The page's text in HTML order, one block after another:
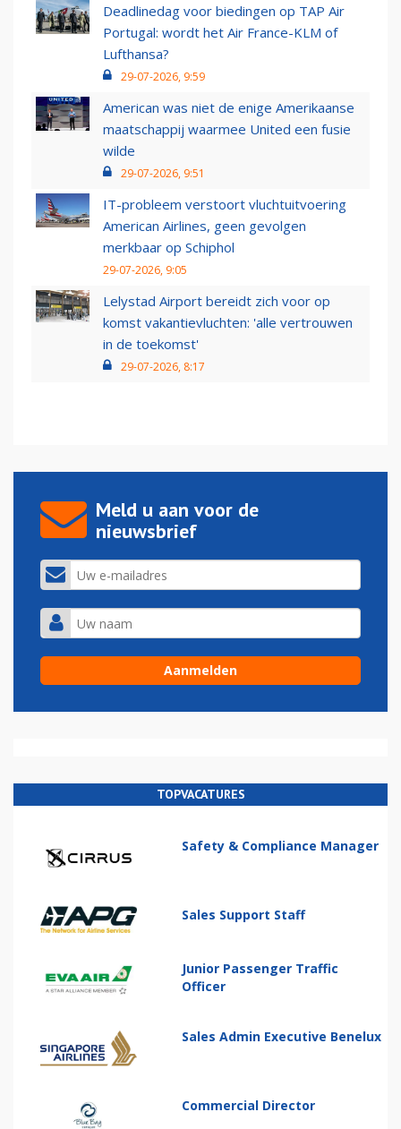
Deadlinedag voor biedingen op TAP Air
Portugal: wordt het Air France-KLM of
Lufthansa?
29-07-2026, 9:59
American was niet de enige Amerikaanse
maatschappij waarmee United een fusie
wilde
29-07-2026, 9:51
IT-probleem verstoort vluchtuitvoering
American Airlines, geen gevolgen
merkbaar op Schiphol
29-07-2026, 9:05
Lelystad Airport bereidt zich voor op
komst vakantievluchten: 'alle vertrouwen
in de toekomst'
29-07-2026, 8:17
Meld u aan voor de
nieuwsbrief
TOPVACATURES
Safety & Compliance Manager
Sales Support Staff
Junior Passenger Traffic
Officer
Sales Admin Executive Benelux
Commercial Director